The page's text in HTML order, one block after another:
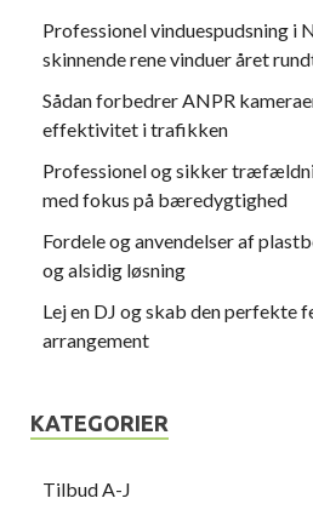
Professionel vinduespudsning i
skinnende rene vinduer året
Sådan forbedrer ANPR
effektivitet i trafikken
Professionel og sikker
med fokus på bæredygtighed
Fordele og anvendelser af
og alsidig løsning
Lej en DJ og skab den perfekte
arrangement
KATEGORIER
Tilbud A-J